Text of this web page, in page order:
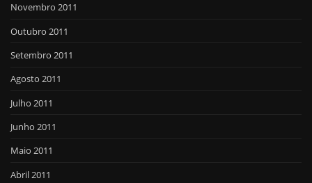
Novembro 2011
Outubro 2011
Setembro 2011
Agosto 2011
Julho 2011
Junho 2011
Maio 2011
Abril 2011